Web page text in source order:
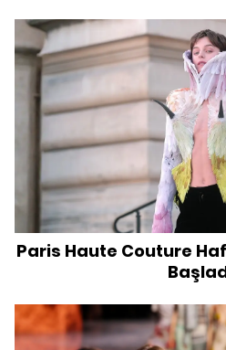
Paris Haute Couture